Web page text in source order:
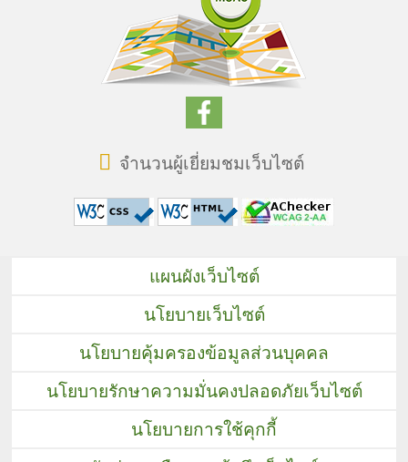
จำนวนผู้เยี่ยมชมเว็บไซต์
แผนผังเว็บไซต์
นโยบายเว็บไซต์
นโยบายคุ้มครองข้อมูลส่วนบุคคล
นโยบายรักษาความมั่นคงปลอดภัยเว็บไซต์
นโยบายการใช้คุกกี้